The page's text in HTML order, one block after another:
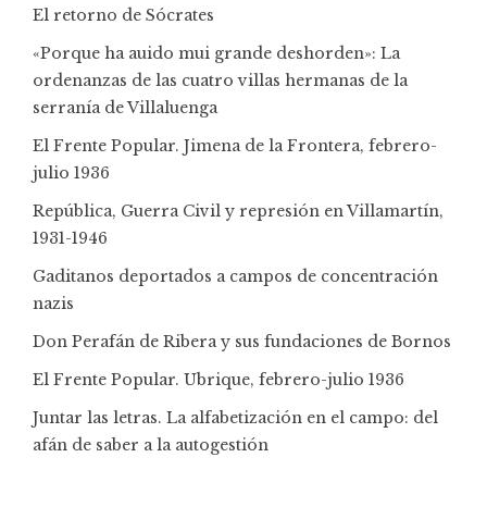
El retorno de Sócrates
«Porque ha auido mui grande deshorden»: La
ordenanzas de las cuatro villas hermanas de la
serranía de Villaluenga
El Frente Popular. Jimena de la Frontera, febrero-
julio 1936
República, Guerra Civil y represión en Villamartín,
1931-1946
Gaditanos deportados a campos de concentración
nazis
Don Perafán de Ribera y sus fundaciones de Bornos
El Frente Popular. Ubrique, febrero-julio 1936
Juntar las letras. La alfabetización en el campo: del
afán de saber a la autogestión